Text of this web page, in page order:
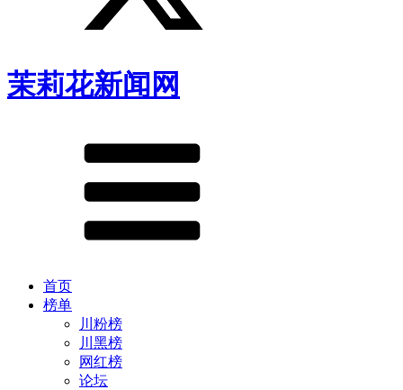
茉莉花新闻网
首页
榜单
川粉榜
川黑榜
网红榜
论坛